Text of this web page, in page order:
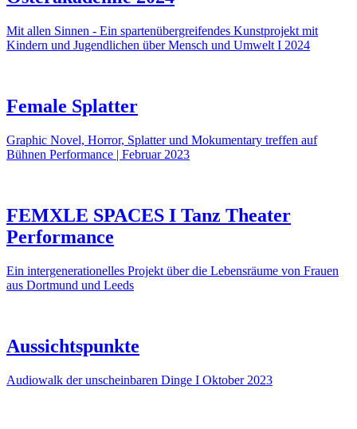
Mit allen Sinnen - Ein spartenübergreifendes Kunstprojekt mit
Kindern und Jugendlichen über Mensch und Umwelt I 2024
Female Splatter
Graphic Novel, Horror, Splatter und Mokumentary treffen auf
Bühnen Performance | Februar 2023
FEMXLE SPACES I Tanz Theater
Performance
Ein intergenerationelles Projekt über die Lebensräume von Frauen
aus Dortmund und Leeds
Aussichtspunkte
Audiowalk der unscheinbaren Dinge I Oktober 2023